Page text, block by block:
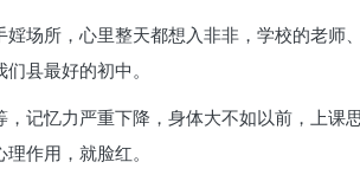
场所，心里整天都想入非非，学校的老师
县最好的初中。
记忆力严重下降，身体大不如以前，上课
作用，就脸红。